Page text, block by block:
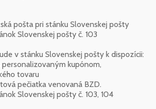
pošta pri stánku Slovenskej pošty
Slovenskej pošty č. 103
v stánku Slovenskej pošty k dispozícii:
kupónom,
tovaru
pečiatka venovaná BZD.
Slovenskej pošty č. 103, 104